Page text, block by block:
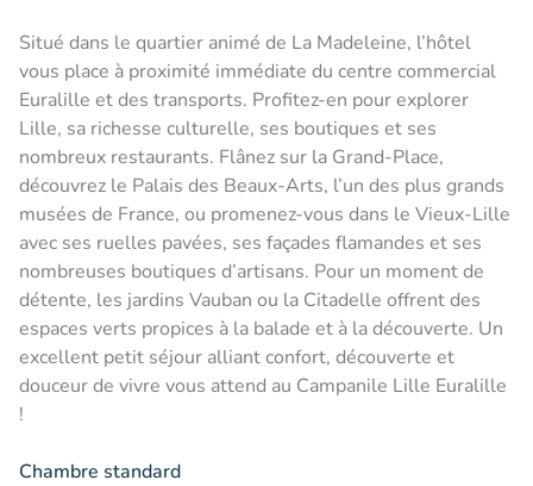
Situé dans le quartier animé de La Madeleine, l’hôtel
vous place à proximité immédiate du centre commercial
Euralille et des transports. Profitez-en pour explorer
Lille, sa richesse culturelle, ses boutiques et ses
nombreux restaurants. Flânez sur la Grand-Place,
découvrez le Palais des Beaux-Arts, l’un des plus grands
musées de France, ou promenez-vous dans le Vieux-Lille
avec ses ruelles pavées, ses façades flamandes et ses
nombreuses boutiques d’artisans. Pour un moment de
détente, les jardins Vauban ou la Citadelle offrent des
espaces verts propices à la balade et à la découverte. Un
excellent petit séjour alliant confort, découverte et
douceur de vivre vous attend au Campanile Lille Euralille
!
Chambre standard